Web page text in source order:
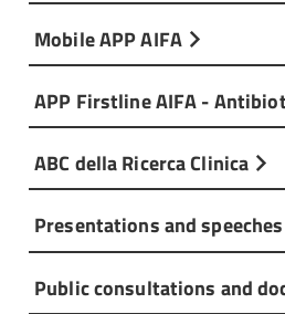
Mobile APP AIFA
APP Firstline AIFA -
ABC della Ricerca Clinica
Presentations and speeches
Public consultations and